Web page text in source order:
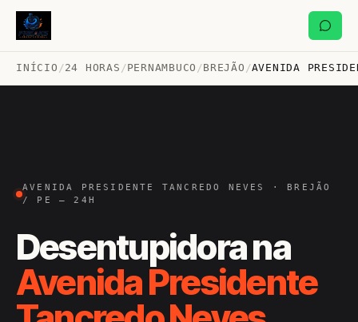
INÍCIO /24 HORAS /PERNAMBUCO /BREJÃO /AVENIDA
AVENIDA PRESIDENTE TANCREDO NEVES · BREJÃO
/ PE — 24H
Desentupidora na
Avenida Presidente